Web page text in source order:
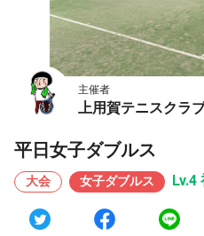
主催者
上用賀テニスクラ
平日女子ダブルス
大会 女子ダブルス Lv.4